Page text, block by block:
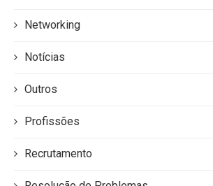
Networking
Notícias
Outros
Profissões
Recrutamento